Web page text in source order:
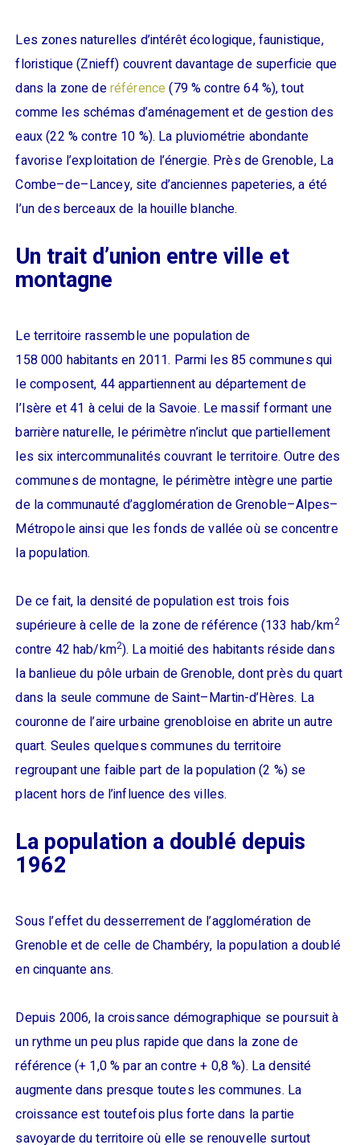
Les zones naturelles d’intérêt écologique, faunistique,
floristique (Znieff) couvrent davantage de superficie que
dans la zone deréférence(79 % contre 64 %), tout
comme les schémas d’aménagement et de gestion des
eaux (22 % contre 10 %). La pluviométrie abondante
favorise l’exploitation de l’énergie. Près de Grenoble, La
Combe–de–Lancey, site d’anciennes papeteries, a été
l’un des berceaux de la houille blanche.
Un trait d’union entre ville et
montagne
Le territoire rassemble une population de
158 000 habitants en 2011. Parmi les 85 communes qui
le composent, 44 appartiennent au département de
l’Isère et 41 à celui de la Savoie. Le massif formant une
barrière naturelle, le périmètre n’inclut que partiellement
les six intercommunalités couvrant le territoire. Outre des
communes de montagne, le périmètre intègre une partie
de la communauté d’agglomération de Grenoble–Alpes–
Métropole ainsi que les fonds de vallée où se concentre
la population.
De ce fait, la densité de population est trois fois
supérieure à celle de la zone de référence (133 hab/km2
contre 42 hab/km2). La moitié des habitants réside dans
la banlieue du pôle urbain de Grenoble, dont près du quart
dans la seule commune de Saint–Martin-d’Hères. La
couronne de l’aire urbaine grenobloise en abrite un autre
quart. Seules quelques communes du territoire
regroupant une faible part de la population (2 %) se
placent hors de l’influence des villes.
La population a doublé depuis
1962
Sous l’effet du desserrement de l’agglomération de
Grenoble et de celle de Chambéry, la population a doublé
en cinquante ans.
Depuis 2006, la croissance démographique se poursuit à
un rythme un peu plus rapide que dans la zone de
référence (+ 1,0 % par an contre + 0,8 %). La densité
augmente dans presque toutes les communes. La
croissance est toutefois plus forte dans la partie
savoyarde du territoire où elle se renouvelle surtout